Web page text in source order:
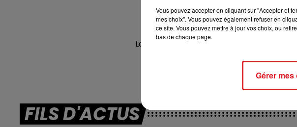
************
En direct des pistes :
Laval (R4) : 407 IMPERIAL DU RABUTIN -
FILS D'ACTUS
Vous pouvez accepter en cliquant sur "Accepter et
mes choix". Vous pouvez également refuser en
ce site. Vous pouvez mettre à jour vos choix, ou
bas de chaque page.
Gérer